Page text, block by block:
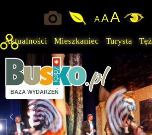
Aktualności Mieszkaniec Turysta
A AA
BAZA WYDARZEŃ